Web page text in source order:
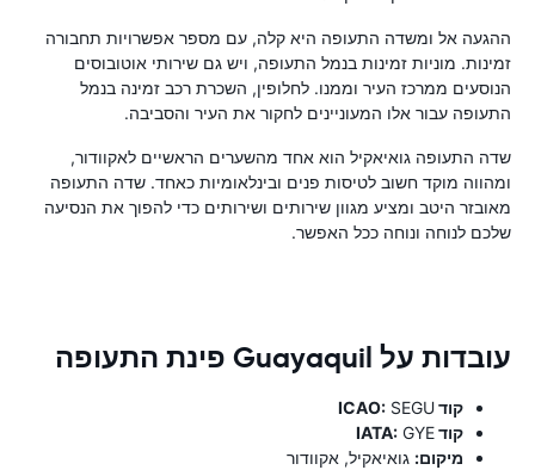
ההגעה אל ומשדה התעופה היא קלה, עם מספר אפשרויות תחבורה
זמינות. מוניות זמינות בנמל התעופה, ויש גם שירותי אוטובוסים
הנוסעים ממרכז העיר וממנו. לחלופין, השכרת רכב זמינה בנמל
התעופה עבור אלו המעוניינים לחקור את העיר והסביבה.
שדה התעופה גואיאקיל הוא אחד מהשערים הראשיים לאקוודור,
ומהווה מוקד חשוב לטיסות פנים ובינלאומיות כאחד. שדה התעופה
מאובזר היטב ומציע מגוון שירותים ושירותים כדי להפוך את הנסיעה
שלכם לנוחה ונוחה ככל האפשר.
עובדות על Guayaquil פינת התעופה
קוד ICAO:SEGU
קוד IATA:GYE
מיקום: גואיאקיל, אקוודור